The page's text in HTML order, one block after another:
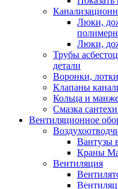
Люки,
Люки,
Трубы
детали
Воронки,
Клапаны
Кольца и
Смазка
Вентиляционное
Вантузы
Краны
Вентиляция